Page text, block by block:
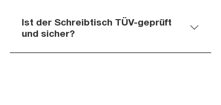
Ist der Schreibtisch TÜV-geprüft
und sicher?